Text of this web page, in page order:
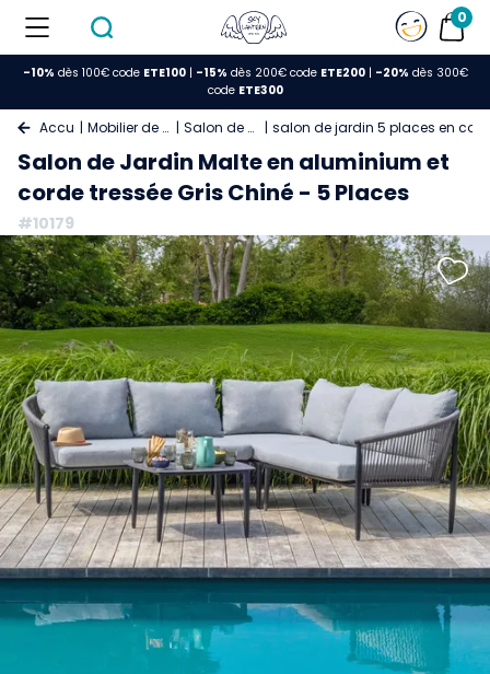
0
-10% dès 100€ code ETE100| -15% dès 200€ code ETE200| -20% dès 300€
code ETE300
Accueil Mobilier de Jardin Salon de Jardin salon de jardin 5 places en
Salon de Jardin Malte en aluminium et
corde tressée Gris Chiné - 5 Places
#10179